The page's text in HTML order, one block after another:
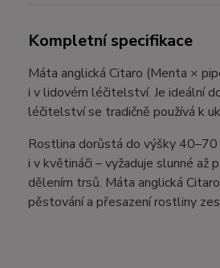
Kompletní specifikace
Máta anglická Citaro (Menta ×
i v lidovém léčitelství. Je ideální
léčitelství se tradičně používá k
Rostlina dorůstá do výšky 40–70
i v květináči – vyžaduje slunné
dělením trsů. Máta anglická
pěstování a přesazení rostliny